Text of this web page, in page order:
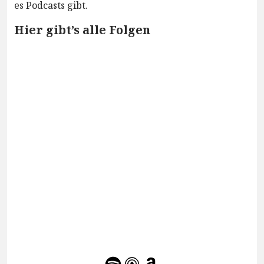
es Podcasts gibt.
Hier gibt’s alle Folgen